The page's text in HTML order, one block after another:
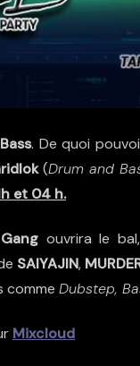
. De quoi
(Drum and
et 04 h.
ouvrira le
SAIYAJIN,
comme Dubstep,
Mixcloud